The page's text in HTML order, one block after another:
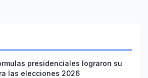
presidenciales lograron su
las elecciones 2026